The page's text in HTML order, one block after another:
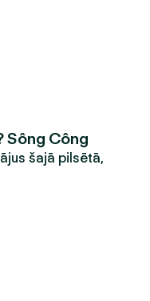
Sông Công
šajā pilsētā,